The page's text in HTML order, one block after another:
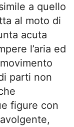
a quello
al moto di
acuta
l’aria ed
parti non
figure con